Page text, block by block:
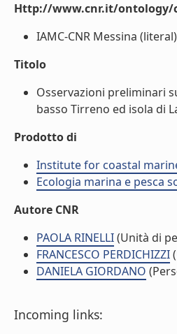
Http://www.cnr.it/
IAMC-CNR Messina (literal)
Titolo
Osservazioni preliminari
basso Tirreno ed isola di
Prodotto di
Institute for coastal
Ecologia marina e pesca
Autore CNR
PAOLA RINELLI(Unità di
FRANCESCO PERDICHIZZI
DANIELA GIORDANO
Incoming links: